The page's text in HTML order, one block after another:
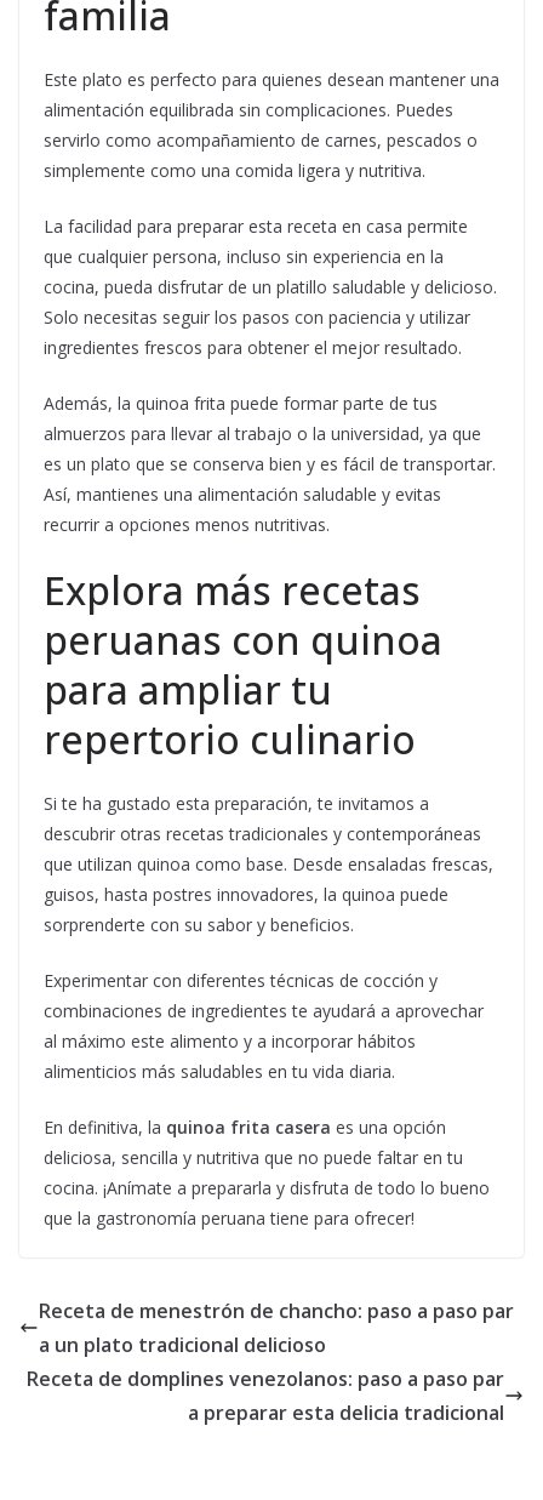
familia
Este plato es perfecto para quienes desean mantener una
alimentación equilibrada sin complicaciones. Puedes
servirlo como acompañamiento de carnes, pescados o
simplemente como una comida ligera y nutritiva.
La facilidad para preparar esta receta en casa permite
que cualquier persona, incluso sin experiencia en la
cocina, pueda disfrutar de un platillo saludable y delicioso.
Solo necesitas seguir los pasos con paciencia y utilizar
ingredientes frescos para obtener el mejor resultado.
Además, la quinoa frita puede formar parte de tus
almuerzos para llevar al trabajo o la universidad, ya que
es un plato que se conserva bien y es fácil de transportar.
Así, mantienes una alimentación saludable y evitas
recurrir a opciones menos nutritivas.
Explora más recetas
peruanas con quinoa
para ampliar tu
repertorio culinario
Si te ha gustado esta preparación, te invitamos a
descubrir otras recetas tradicionales y contemporáneas
que utilizan quinoa como base. Desde ensaladas frescas,
guisos, hasta postres innovadores, la quinoa puede
sorprenderte con su sabor y beneficios.
Experimentar con diferentes técnicas de cocción y
combinaciones de ingredientes te ayudará a aprovechar
al máximo este alimento y a incorporar hábitos
alimenticios más saludables en tu vida diaria.
En definitiva, la quinoa frita casera es una opción
deliciosa, sencilla y nutritiva que no puede faltar en tu
cocina. ¡Anímate a prepararla y disfruta de todo lo bueno
que la gastronomía peruana tiene para ofrecer!
Receta de menestrón de chancho: paso a paso par
a un plato tradicional delicioso
Receta de domplines venezolanos: paso a paso par
a preparar esta delicia tradicional